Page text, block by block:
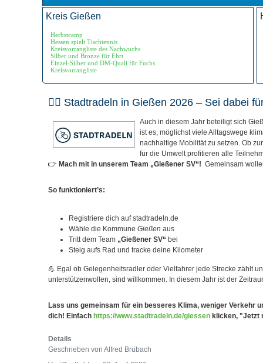
Kreis Gießen
🚴‍♂️ Stadtradeln in Gießen 2026 – Sei dabei
Auch in diesem Jahr beteiligt sich
ist es, möglichst viele Alltagswege
nachhaltige Mobilität zu setzen. Ob
für die Umwelt profitieren alle
👉 Mach mit in unserem Team „Gießener SV“! Gemeinsam
So funktioniert’s:
Registriere dich auf stadtradeln.de
Wähle die Kommune Gießen aus
Tritt dem Team „Gießener SV“ bei
Steig aufs Rad und tracke deine Kilometer
💪 Egal ob Gelegenheitsradler oder Vielfahrer jede Strecke zählt
unterstützenwollen, sind willkommen. In diesem Jahr ist der
Lass uns gemeinsam für ein besseres Klima, weniger Verkehr
dich! Einfach https://www.stadtradeln.de/giessen klicken, "Jetzt
Details
Geschrieben von Alfred Brübach